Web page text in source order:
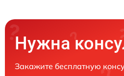
Нужна
Закажите бесплатную